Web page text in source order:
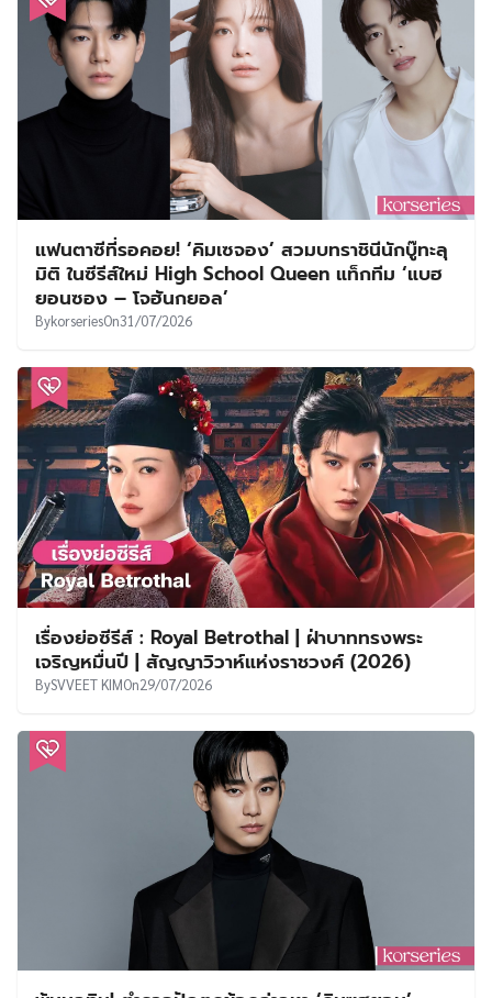
แฟนตาซีที่รอคอย! ‘คิมเซจอง’ สวมบทราชินีนักบู๊ทะลุ
มิติ ในซีรีส์ใหม่ High School Queen แท็กทีม ‘แบฮ
ยอนซอง – โจฮันกยอล’
BykorseriesOn31/07/2026
เรื่องย่อซีรีส์ : Royal Betrothal | ฝ่าบาททรงพระ
เจริญหมื่นปี | สัญญาวิวาห์แห่งราชวงศ์ (2026)
BySVVEET KIMOn29/07/2026